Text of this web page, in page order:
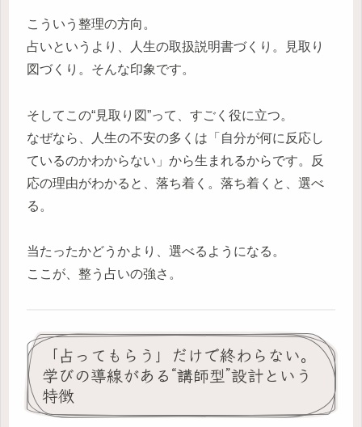
こういう整理の方向。
占いというより、人生の取扱説明書づくり。見取り
図づくり。そんな印象です。
そしてこの“見取り図”って、すごく役に立つ。
なぜなら、人生の不安の多くは「自分が何に反応し
ているのかわからない」から生まれるからです。反
応の理由がわかると、落ち着く。落ち着くと、選べ
る。
当たったかどうかより、選べるようになる。
ここが、整う占いの強さ。
「占ってもらう」だけで終わらない。
学びの導線がある“講師型”設計という
特徴